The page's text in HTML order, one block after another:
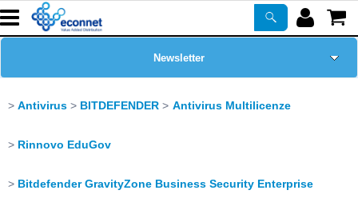
Prodotti
Newsletter
Antivirus BITDEFENDER Antivirus Multilicenze
Rinnovo EduGov
Bitdefender GravityZone Business Security Enterprise